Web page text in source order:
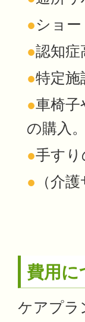
●ショ
●認知症
●特定施
●車椅子
の購入。
●手すり
● （介
費用に
ケアプラ